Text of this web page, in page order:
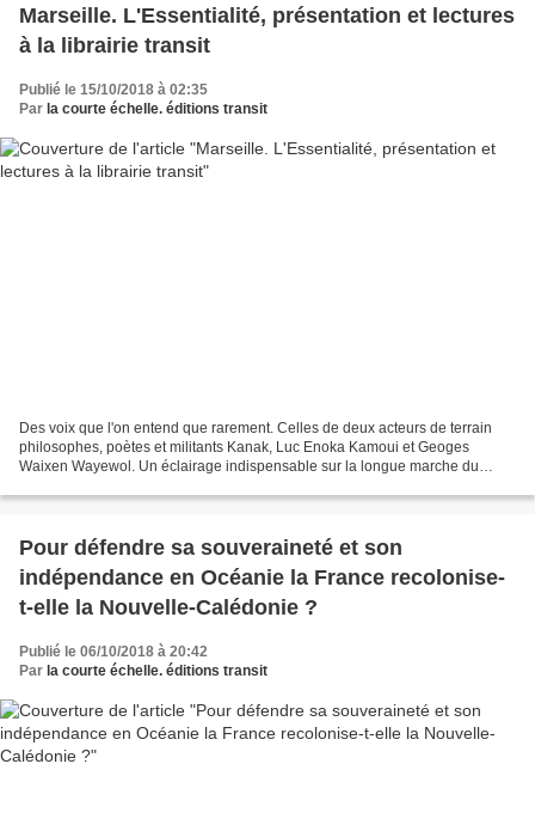
Marseille. L'Essentialité, présentation et lectures
à la librairie transit
Publié le 15/10/2018 à 02:35
Par la courte échelle. éditions transit
Des voix que l'on entend que rarement. Celles de deux acteurs de terrain
philosophes, poètes et militants Kanak, Luc Enoka Kamoui et Geoges
Waixen Wayewol. Un éclairage indispensable sur la longue marche du
Pour défendre sa souveraineté et son
indépendance en Océanie la France recolonise-
t-elle la Nouvelle-Calédonie ?
Publié le 06/10/2018 à 20:42
Par la courte échelle. éditions transit